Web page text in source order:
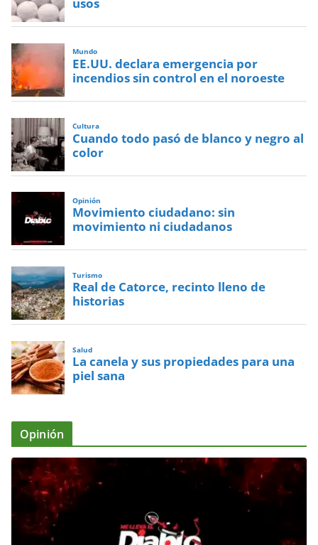
Mundo
EE.UU. declara emergencia por
incendios sin control en el noroeste
Cultura
Cuando todo pasó de blanco y negro al
color
Opinión
Movimiento ciudadano: sin
movimiento ni ciudadanos
Turismo
Real de Catorce, recinto lleno de
historias
Salud
La canela y sus propiedades para una
piel sana
Opinión